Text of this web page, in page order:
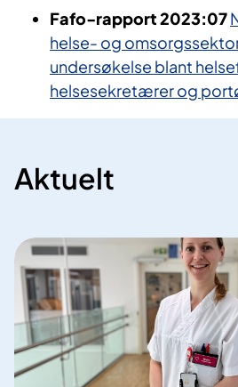
Fafo-rapport 2023:07
helse- og
undersøkelse blant
helsesekretærer og
Aktuelt